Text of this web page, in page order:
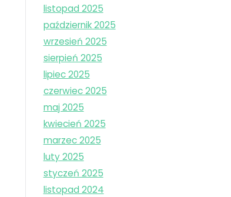
listopad 2025
październik 2025
wrzesień 2025
sierpień 2025
lipiec 2025
czerwiec 2025
maj 2025
kwiecień 2025
marzec 2025
luty 2025
styczeń 2025
listopad 2024